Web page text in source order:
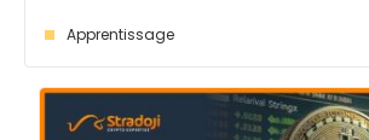
Apprentissage